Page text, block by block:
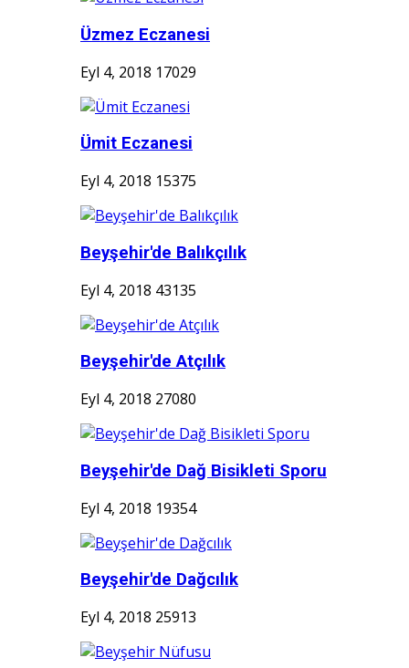
Üzmez Eczanesi
Eyl 4, 2018 17029
Ümit Eczanesi
Eyl 4, 2018 15375
Beyşehir'de Balıkçılık
Eyl 4, 2018 43135
Beyşehir'de Atçılık
Eyl 4, 2018 27080
Beyşehir'de Dağ Bisikleti Sporu
Eyl 4, 2018 19354
Beyşehir'de Dağcılık
Eyl 4, 2018 25913